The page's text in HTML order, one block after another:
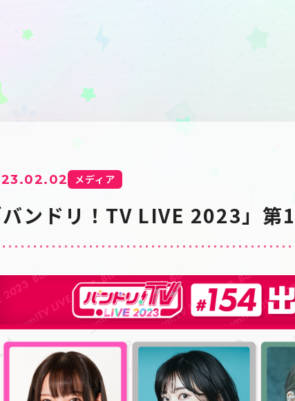
メディア
バンドリ！TV LIVE 2023」第